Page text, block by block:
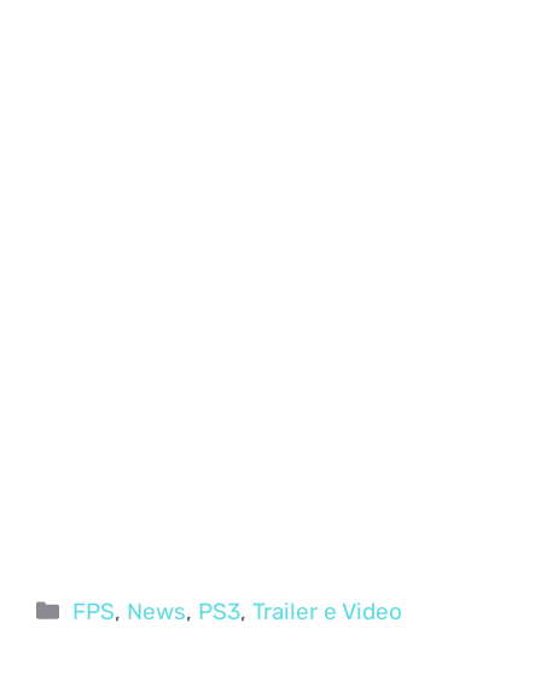
Categorie
FPS, News, PS3,Trailer e Video